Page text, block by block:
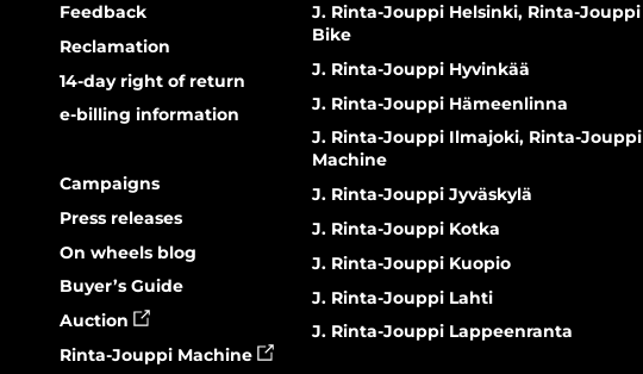
Feedback
Reclamation
14-day right of return
e-billing information
Campaigns
Press releases
On wheels blog
Buyer’s Guide
Auction
Rinta-Jouppi Machine
J. Rinta-Jouppi Helsinki, Rinta-Jouppi
Bike
J. Rinta-Jouppi Hyvinkää
J. Rinta-Jouppi Hämeenlinna
J. Rinta-Jouppi Ilmajoki, Rinta-Jouppi
Machine
J. Rinta-Jouppi Jyväskylä
J. Rinta-Jouppi Kotka
J. Rinta-Jouppi Kuopio
J. Rinta-Jouppi Lahti
J. Rinta-Jouppi Lappeenranta